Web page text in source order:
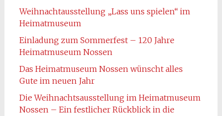
Weihnachtausstellung „Lass uns spielen“ im
Heimatmuseum
Einladung zum Sommerfest – 120 Jahre
Heimatmuseum Nossen
Das Heimatmuseum Nossen wünscht alles
Gute im neuen Jahr
Die Weihnachtsausstellung im Heimatmuseum
Nossen – Ein festlicher Rückblick in die